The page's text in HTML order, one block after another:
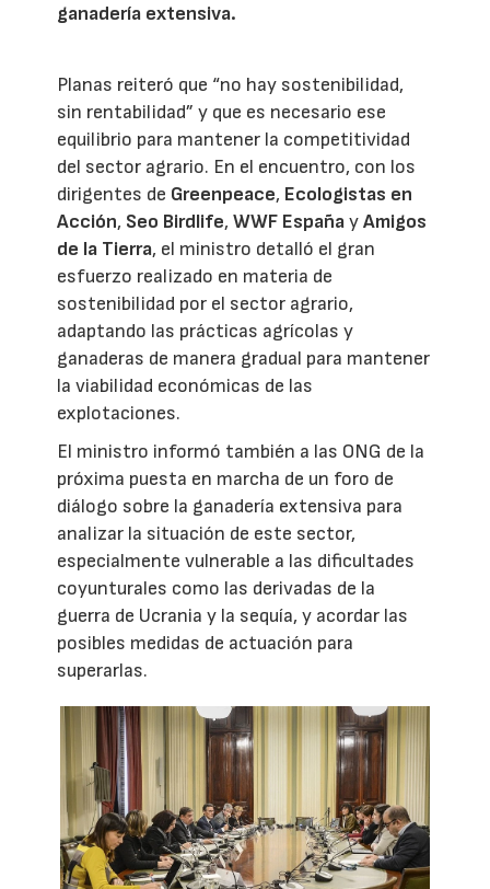
ganadería extensiva.
Planas reiteró que “no hay sostenibilidad,
sin rentabilidad” y que es necesario ese
equilibrio para mantener la competitividad
del sector agrario. En el encuentro, con los
dirigentes de Greenpeace, Ecologistas en
Acción, Seo Birdlife,WWF EspañayAmigos
de la Tierra, el ministro detalló el gran
esfuerzo realizado en materia de
sostenibilidad por el sector agrario,
adaptando las prácticas agrícolas y
ganaderas de manera gradual para mantener
la viabilidad económicas de las
explotaciones.
El ministro informó también a las ONG de la
próxima puesta en marcha de un foro de
diálogo sobre la ganadería extensiva para
analizar la situación de este sector,
especialmente vulnerable a las dificultades
coyunturales como las derivadas de la
guerra de Ucrania y la sequía, y acordar las
posibles medidas de actuación para
superarlas.